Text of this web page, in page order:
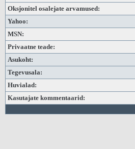
Oksjonitel osalejate arvamused:
Yahoo:
MSN:
Privaatne teade:
Asukoht:
Tegevusala:
Huvialad:
Kasutajate kommentaarid: